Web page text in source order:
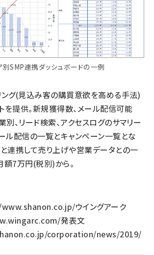
別SMP連携ダッシュボードの一例
ング(見込み客の購買意欲を高める手法)
を提供。新規獲得数、メール配信可能
別、リード検索、アクセスログのサマリー
ール配信の一覧とキャンペーン一覧とな
と連携して売り上げや営業データとの一
額7万円(税別)から。
ウイングアーク
発表文
corporation/news/2019/